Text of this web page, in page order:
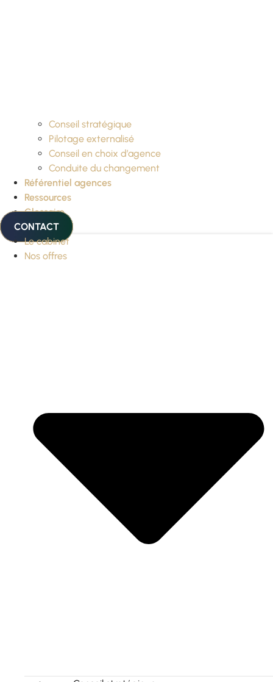
Conseil stratégique
Pilotage externalisé
Conseil en choix d’agence
Conduite du changement
Référentiel agences
Ressources
Glossaire
CONTACT
Le cabinet
Nos offres